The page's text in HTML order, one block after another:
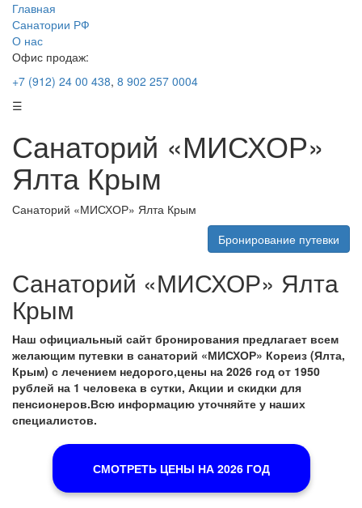
Главная
Санатории РФ
О нас
Офис продаж:
+7 (912) 24 00 438, 8 902 257 0004
☰
Санаторий «МИСХОР»
Ялта Крым
Санаторий «МИСХОР» Ялта Крым
Бронирование путевки
Санаторий «МИСХОР» Ялта
Крым
Наш официальный сайт бронирования предлагает всем
желающим путевки в санаторий «МИСХОР» Кореиз (Ялта,
Крым) с лечением недорого,цены на 2026 год от 1950
рублей на 1 человека в сутки, Акции и скидки для
пенсионеров.Всю информацию уточняйте у наших
специалистов.
СМОТРЕТЬ ЦЕНЫ НА 2026 ГОД